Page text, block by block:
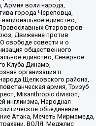
воли народа,
города Череповца,
единство,
Староверов-
Движение против
свободе совести и о
общественного
единство, Северное
Клуба Динамо,
организация п.
Щелковского района,
армия, Тризуб
Misanthropic division,
инглиизма, Народная
объединение
Атака, Мечеть Мирмамеда,
ВОЛЯ, Меджлис